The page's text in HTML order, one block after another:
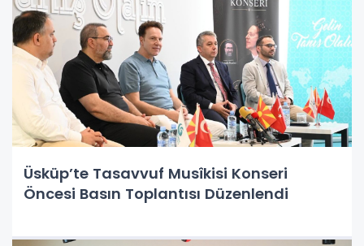
Üsküp’te Tasavvuf Musîkisi Konseri
Öncesi Basın Toplantısı Düzenlendi